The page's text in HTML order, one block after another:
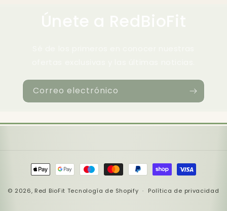
Correo electrónico
Formas
de
pago
© 2026, Red BioFit Tecnología de Shopify Política de privacidad